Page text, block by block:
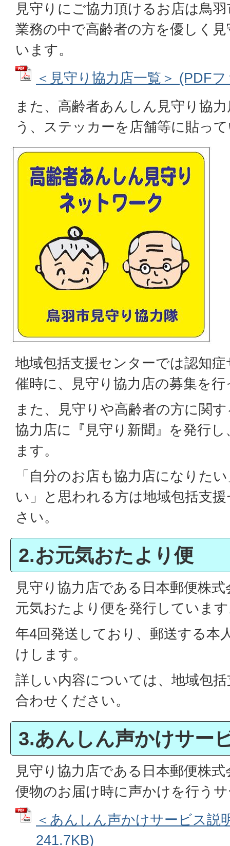
見守りにご協力頂けるお店は鳥
業務の中で高齢者の方を優しく
います。
＜見守り協力店一覧＞ (PDF
また、高齢者あんしん見守り協
う、ステッカーを店舗等に貼っ
地域包括支援センターでは認知
催時に、見守り協力店の募集を
また、見守りや高齢者の方に関
協力店に『見守り新聞』を発行
ます。
「自分のお店も協力店になりた
い」と思われる方は地域包括支
さい。
2.お元気おたより便
見守り協力店である日本郵便株
元気おたより便を発行していま
年4回発送しており、郵送する本
けします。
詳しい内容については、地域包
合わせください。
3.あんしん声かけサー
見守り協力店である日本郵便株
便物のお届け時に声かけを行う
＜あんしん声かけサービス説
241.7KB)